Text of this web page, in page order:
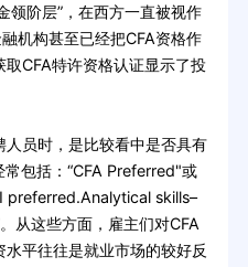
阶层”，在西方一直被视作
机构甚至已经把CFA资格作
CFA特许资格认证显示了投
员时，是比较看中是否具有
包括：“CFA Preferred"或
preferred.Analytical skills–
从这些方面，雇主们对CFA
平往往是就业市场的较好反